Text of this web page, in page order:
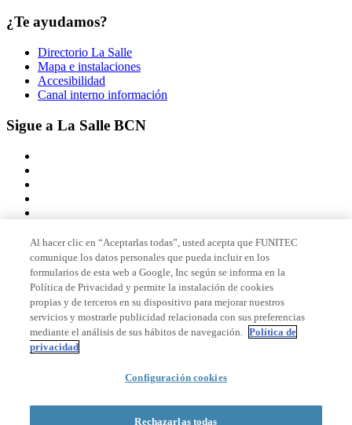
¿Te ayudamos?
Directorio La Salle
Mapa e instalaciones
Accesibilidad
Canal interno información
Sigue a La Salle BCN
Miembro de
Acreditaciones
© 2026 La Salle Campus Barcelona - URL |
Al hacer clic en “Aceptarlas todas”, usted acepta que FUNITEC
comunique los datos personales que pueda incluir en los
formularios de esta web a Google, Inc según se informa en la
Política de Privacidad y permite la instalación de cookies
propias y de terceros en su dispositivo para mejorar nuestros
servicios y mostrarle publicidad relacionada con sus preferencias
mediante el análisis de sus hábitos de navegación. Política de
privacidad
Configuración cookies
Rechazarlas todas